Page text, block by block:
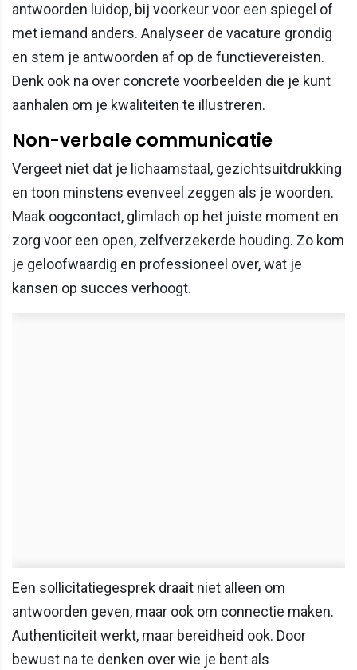
antwoorden luidop, bij voorkeur voor een spiegel of
met iemand anders. Analyseer de vacature grondig
en stem je antwoorden af op de functievereisten.
Denk ook na over concrete voorbeelden die je kunt
aanhalen om je kwaliteiten te illustreren.
Non-verbale communicatie
Vergeet niet dat je lichaamstaal, gezichtsuitdrukking
en toon minstens evenveel zeggen als je woorden.
Maak oogcontact, glimlach op het juiste moment en
zorg voor een open, zelfverzekerde houding. Zo kom
je geloofwaardig en professioneel over, wat je
kansen op succes verhoogt.
Een sollicitatiegesprek draait niet alleen om
antwoorden geven, maar ook om connectie maken.
Authenticiteit werkt, maar bereidheid ook. Door
bewust na te denken over wie je bent als